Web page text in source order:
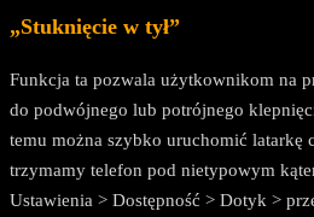
„Stuknięcie w tył”
Funkcja ta pozwala użytkownikom na
do podwójnego lub potrójnego
temu można szybko uruchomić latarkę
trzymamy telefon pod nietypowym
Ustawienia > Dostępność > Dotyk >